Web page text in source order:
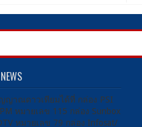
ญาณดาวเทียมได้ที่ กล่อง PSI
หมายเลข 115 กล่อง Sunbox
หมายเลข 79 กล่อง Infosat/